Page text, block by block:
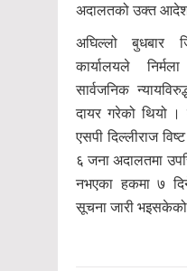
अदालतको उक्त
अघिल्लो बुधबार
कार्यालयले
सार्वजनिक
दायर गरेको थियो ।
एसपी दिल्लीराज
६ जना अदालतमा
नभएका हकमा ७
सूचना जारी